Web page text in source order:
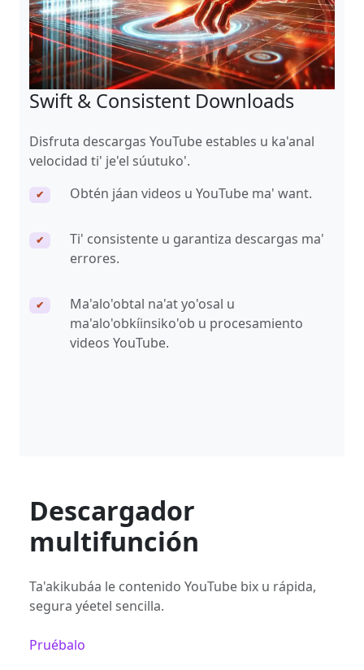
Swift & Consistent Downloads
Disfruta descargas YouTube estables u ka'anal
velocidad ti' je'el súutuko'.
✔ Obtén jáan videos u YouTube ma' want.
✔
Ti' consistente u garantiza descargas ma'
errores.
✔
Ma'alo'obtal na'at yo'osal u
ma'alo'obkíinsiko'ob u procesamiento
videos YouTube.
Descargador
multifunción
Ta'akikubáa le contenido YouTube bix u rápida,
segura yéetel sencilla.
Pruébalo